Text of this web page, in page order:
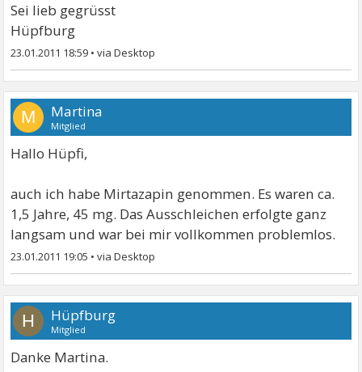
Sei lieb gegrüsst
Hüpfburg
23.01.2011 18:59 •
M Martina
Mitglied
Hallo Hüpfi,
auch ich habe Mirtazapin genommen. Es waren ca.
1,5 Jahre, 45 mg. Das Ausschleichen erfolgte ganz
langsam und war bei mir vollkommen problemlos.
23.01.2011 19:05 •
H Hüpfburg
Mitglied
Danke Martina.